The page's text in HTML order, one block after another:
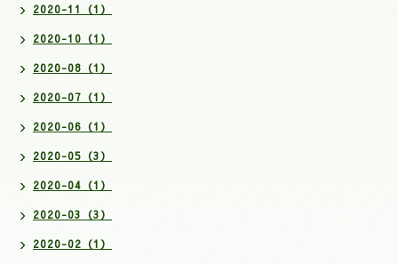
2020-11（1）
2020-10（1）
2020-08（1）
2020-07（1）
2020-06（1）
2020-05（3）
2020-04（1）
2020-03（3）
2020-02（1）